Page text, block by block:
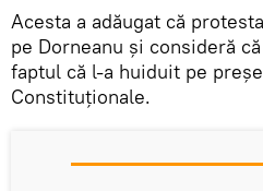
Acesta a adăugat că
pe Dorneanu şi consideră
faptul că l-a huiduit pe
Constituţionale.